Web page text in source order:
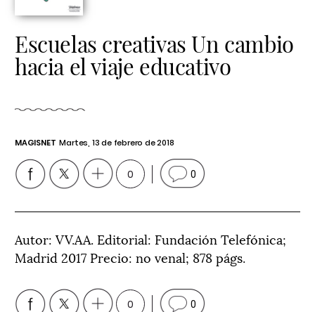
Escuelas creativas Un cambio
hacia el viaje educativo
MAGISNET Martes, 13 de febrero de 2018
0 0
Autor: VV.AA. Editorial: Fundación Telefónica;
Madrid 2017 Precio: no venal; 878 págs.
0 0